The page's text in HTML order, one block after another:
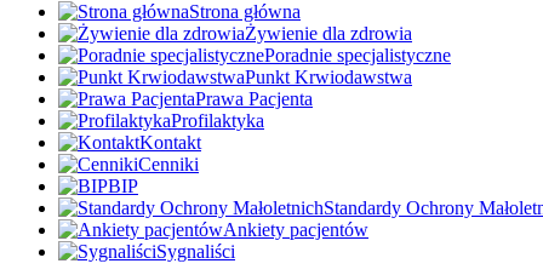
Strona główna
Żywienie dla zdrowia
Poradnie specjalistyczne
Punkt Krwiodawstwa
Prawa Pacjenta
Profilaktyka
Kontakt
Cenniki
BIP
Standardy Ochrony
Ankiety pacjentów
Sygnaliści